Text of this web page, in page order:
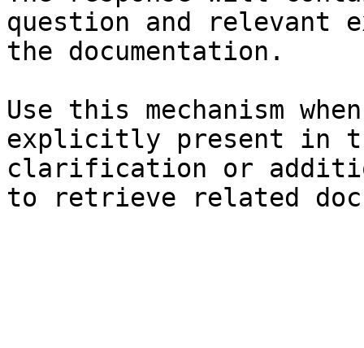
question and relevant
the documentation.
Use this mechanism
explicitly present in
clarification or